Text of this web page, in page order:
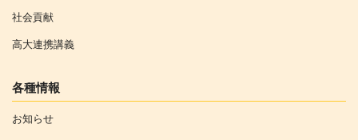
社会貢献
高大連携講義
各種情報
お知らせ